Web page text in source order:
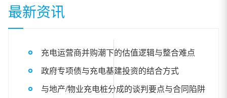
最新资讯
充电运营商并购潮下的估值逻辑与整合难点
政府专项债与充电基建投资的结合方式
与地产/物业充电桩分成的谈判要点与合同陷阱